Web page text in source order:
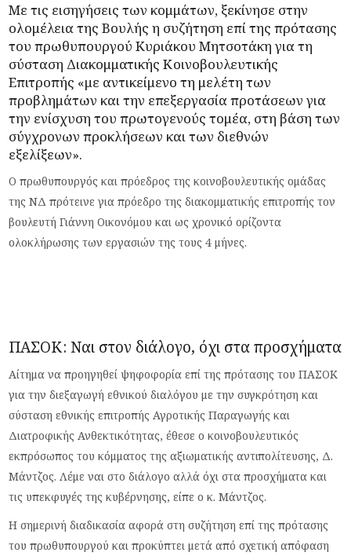
Με τις εισηγήσεις των κομμάτων, ξεκίνησε στην
ολομέλεια τηςΒουλής η συζήτηση επί της πρότασης
του πρωθυπουργού Κυριάκου Μητσοτάκη για τη
σύσταση Διακομματικής Κοινοβουλευτικής
Επιτροπής «με αντικείμενο τη μελέτη των
προβλημάτων και την επεξεργασία προτάσεων για
την ενίσχυση του πρωτογενούς τομέα, στη βάση των
σύγχρονων προκλήσεων και των διεθνών
εξελίξεων».
Ο πρωθυπουργός και πρόεδρος της κοινοβουλευτικής ομάδας
της ΝΔ πρότεινε για πρόεδρο της διακομματικής επιτροπής τον
βουλευτή Γιάννη Οικονόμου και ως χρονικό ορίζοντα
ολοκλήρωσης των εργασιών της τους 4 μήνες.
ΠΑΣΟΚ: Ναι στον διάλογο, όχι στα προσχήματα
Αίτημα να προηγηθεί ψηφοφορία επί της πρότασης του ΠΑΣΟΚ
για την διεξαγωγή εθνικού διαλόγου με την συγκρότηση και
σύσταση εθνικής επιτροπής Αγροτικής Παραγωγής και
Διατροφικής Ανθεκτικότητας, έθεσε ο κοινοβουλευτικός
εκπρόσωπος του κόμματος της αξιωματικής αντιπολίτευσης, Δ.
Μάντζος. Λέμε ναι στο διάλογο αλλά όχι στα προσχήματα και
τις υπεκφυγές της κυβέρνησης, είπε ο κ. Μάντζος.
Η σημερινή διαδικασία αφορά στη συζήτηση επί της πρότασης
του πρωθυπουργού και προκύπτει μετά από σχετική απόφαση